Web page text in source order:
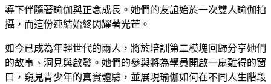
導下伴隨著瑜伽與正念成長。她們的友誼始於一次雙人瑜伽拍
攝，而這份連結始終閃耀著光芒。
如今已成為年輕世代的兩人，將於培訓第二模塊回歸分享她們
的故事、洞見與啟發。她們的參與將為學員開啟一扇難得的窗
口，窺見青少年的真實體驗，並展現瑜伽如何在不同人生階段